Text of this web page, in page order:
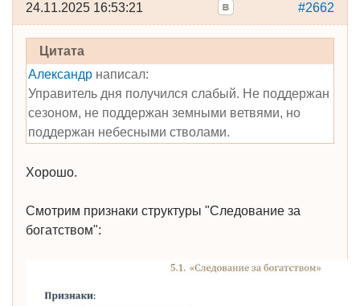
#2662
24.11.2025 16:53:21
Цитата
Александрнаписал:
Управитель дня получился слабый. Не поддержан
сезоном, не поддержан земными ветвями, но
поддержан небесными стволами.
Хорошо.
Смотрим признаки структуры "Следование за
богатством":